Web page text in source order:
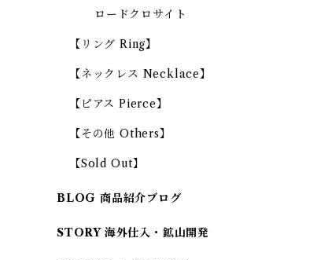
ロードクロサイト
【リング Ring】
【ネックレス Necklace】
【ピアス Pierce】
【その他 Others】
【Sold Out】
BLOG 商品紹介ブログ
STORY 海外仕入・鉱山開発